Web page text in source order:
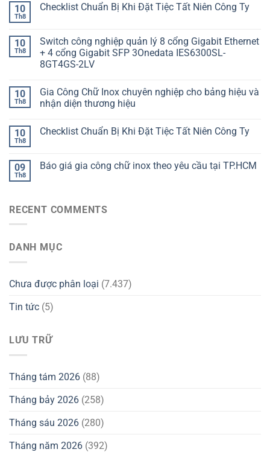
10
Th8
Checklist Chuẩn Bị Khi Đặt Tiệc Tất Niên Công Ty
10
Th8
Switch công nghiệp quản lý 8 cổng Gigabit Ethernet
+ 4 cổng Gigabit SFP 3Onedata IES6300SL-
8GT4GS-2LV
10
Th8
Gia Công Chữ Inox chuyên nghiệp cho bảng hiệu và
nhận diện thương hiệu
10
Th8
Checklist Chuẩn Bị Khi Đặt Tiệc Tất Niên Công Ty
09
Th8
Báo giá gia công chữ inox theo yêu cầu tại TP.HCM
RECENT COMMENTS
DANH MỤC
Chưa được phân loại (7.437)
Tin tức (5)
LƯU TRỮ
Tháng tám 2026 (88)
Tháng bảy 2026 (258)
Tháng sáu 2026 (280)
Tháng năm 2026 (392)